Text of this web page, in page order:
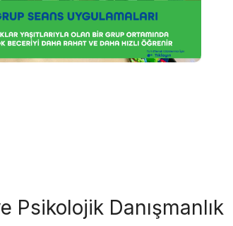
Psikolojik Danışmanlık